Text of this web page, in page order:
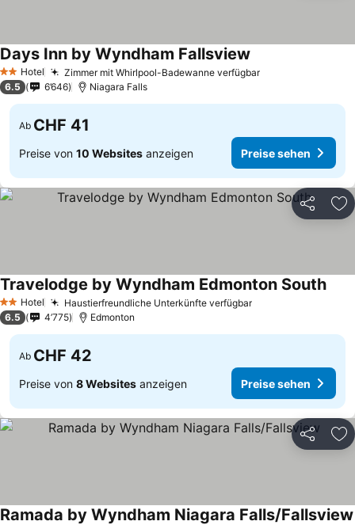
2 Sterne
Hotel Zimmer mit Whirlpool-Badewanne verfügbar
Days Inn by Wyndham Fallsview
6.5 6’646 Niagara Falls
Ab CHF 41
Preise von 10 Websites anzeigen Preise sehen
Teilen
2 Sterne
Hotel Haustierfreundliche Unterkünfte verfügbar
Travelodge by Wyndham Edmonton South
6.5 4’775 Edmonton
Ab CHF 42
Preise von 8 Websites anzeigen Preise sehen
Teilen
Ramada by Wyndham Niagara Falls/Fallsview